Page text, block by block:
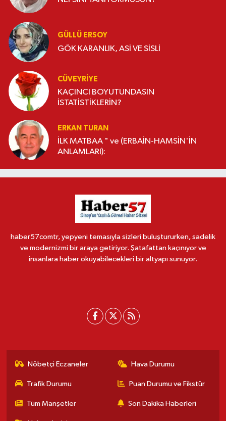
GÜLLÜ ERSOY
GÖK KARANLIK, ASİ VE SİSLİ
CÜVEYRIYE
KAÇINCI BOYUTUNDASIN
İSTATİSTİKLERİN?
ERKAN TURAN
İLK MATBAA " ve (ERBAİN-HAMSİN'İN
ANLAMLARI):
haber57comtr, yepyeni temasıyla sizleri buluştururken, sadelik
ve modernizmi bir araya getiriyor. Şatafattan kaçınıyor ve
insanlara haber okuyabilecekleri bir altyapı sunuyor.
Nöbetçi Eczaneler Hava Durumu
Trafik Durumu Puan Durumu ve Fikstür
Tüm Manşetler Son Dakika Haberleri